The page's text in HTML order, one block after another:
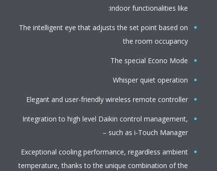
indoor functionalities like:
The intelligent eye that adjusts the set point based on
the room occupancy
The special Econo Mode
Whisper quiet operation
Elegant and user-friendly wireless remote controller
Integration to high level Daikin control management,
such as i-Touch Manager –
Exceptional cooling performance, regardless ambient
temperature, thanks to the unique combination of the